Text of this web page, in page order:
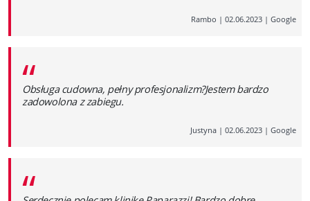
Rambo | 02.06.2023 | Google
“
Obsługa cudowna, pełny profesjonalizm?Jestem bardzo
zadowolona z zabiegu.
Justyna | 02.06.2023 | Google
“